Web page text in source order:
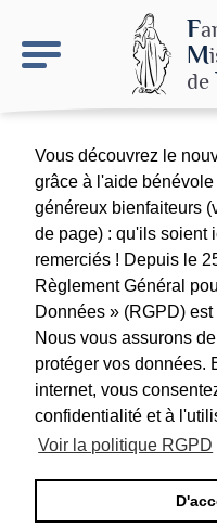
F
M
de
Vous découvrez le
grâce à l'aide
généreux bienfaiteurs
de page) : qu'ils soient
remerciés ! Depuis le
Règlement Général
Données » (RGPD)
Nous vous assurons
protéger vos données.
internet, vous
confidentialité et à
Voir la politique RGPD